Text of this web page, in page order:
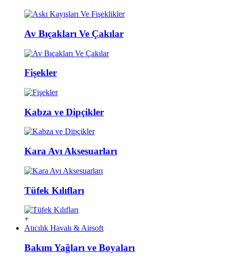
Av Bıçakları Ve Çakılar
Fişekler
Kabza ve Dipçikler
Kara Avı Aksesuarları
Tüfek Kılıfları
+
Atıcılık Havalı & Airsoft
Bakım Yağları ve Boyaları